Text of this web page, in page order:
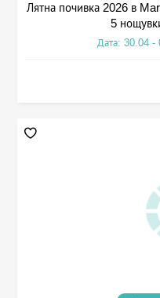
Лятна почивка 2026 в
5
Дата: 30.04 -